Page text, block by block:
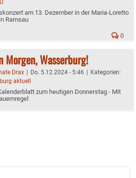
am 13. Dezember in der Maria-Loretto
Ramsau
0
Morgen, Wasserburg!
Drax | Do. 5.12.2024 - 5:46 | Kategorien:
aktuell
zum heutigen Donnerstag - Mit